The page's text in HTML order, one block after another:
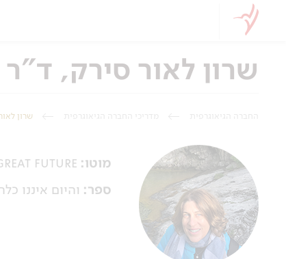
שרון לאור סירק, ד"ר
שרון
מוטו: future
ספר: והיום איננו